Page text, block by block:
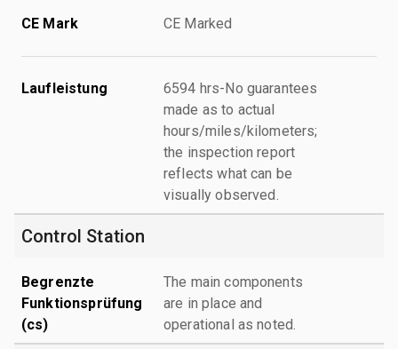
CE Mark CE Marked
Laufleistung
6594 hrs-No guarantees
made as to actual
hours/miles/kilometers;
the inspection report
reflects what can be
visually observed.
Control Station
Begrenzte
Funktionsprüfung
(cs)
The main components
are in place and
operational as noted.